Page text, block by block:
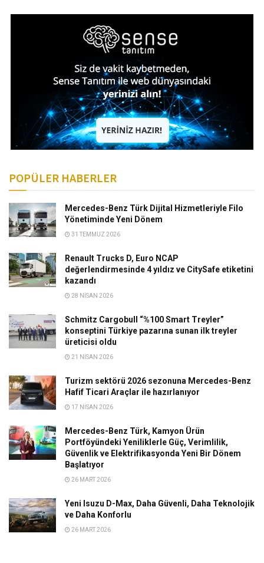
POPÜLER HABERLER
Mercedes-Benz Türk Dijital Hizmetleriyle Filo
Yönetiminde Yeni Dönem
31 TEMMUZ 2026
Renault Trucks D, Euro NCAP
değerlendirmesinde 4 yıldız ve CitySafe etiketini
kazandı
28 NISAN 2026
Schmitz Cargobull “%100 Smart Treyler”
konseptini Türkiye pazarına sunan ilk treyler
üreticisi oldu
21 NISAN 2026
Turizm sektörü 2026 sezonuna Mercedes-Benz
Hafif Ticari Araçlar ile hazırlanıyor
17 NISAN 2026
Mercedes-Benz Türk, Kamyon Ürün
Portföyündeki Yeniliklerle Güç, Verimlilik,
Güvenlik ve Elektrifikasyonda Yeni Bir Dönem
Başlatıyor
26 MART 2026
Yeni Isuzu D-Max, Daha Güvenli, Daha Teknolojik
ve Daha Konforlu
26 MART 2026